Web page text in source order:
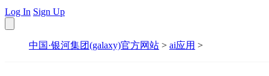
Log In Sign Up
中国·银河集团(galaxy)官方网站 > ai应用 >